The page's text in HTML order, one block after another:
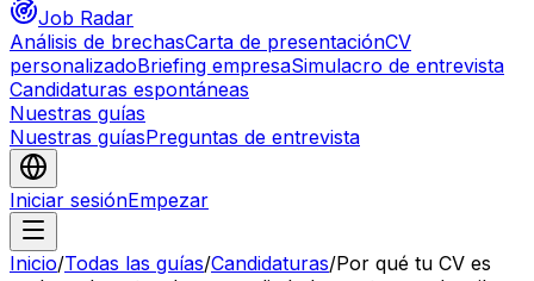
Job Radar
Análisis de brechasCarta de presentaciónCV
personalizadoBriefing empresaSimulacro de entrevista
Candidaturas espontáneas
Nuestras guías
Nuestras guíasPreguntas de entrevista
Iniciar sesiónEmpezar
Inicio/Todas las guías/Candidaturas/Por qué tu CV es